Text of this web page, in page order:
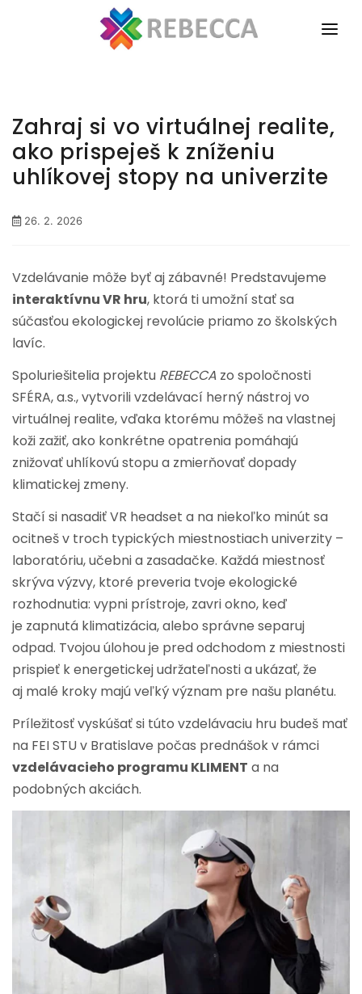
AKTUALITY
MÉDIÁ
VÝSTUPY PROJEKTU
KONTAKT
Zahraj si vo virtuálnej realite,
ako prispeješ k zníženiu
uhlíkovej stopy na univerzite
26. 2. 2026
Vzdelávanie môže byť aj zábavné! Predstavujeme
interaktívnu VR hru, ktorá ti umožní stať sa
súčasťou ekologickej revolúcie priamo zo školských
lavíc.
Spoluriešitelia projektu REBECCA zo spoločnosti
SFÉRA, a.s., vytvorili vzdelávací herný nástroj vo
virtuálnej realite, vďaka ktorému môžeš na vlastnej
koži zažiť, ako konkrétne opatrenia pomáhajú
znižovať uhlíkovú stopu a zmierňovať dopady
klimatickej zmeny.
Stačí si nasadiť VR headset a na niekoľko minút sa
ocitneš v troch typických miestnostiach univerzity –
laboratóriu, učebni a zasadačke. Každá miestnosť
skrýva výzvy, ktoré preveria tvoje ekologické
rozhodnutia: vypni prístroje, zavri okno, keď
je zapnutá klimatizácia, alebo správne separuj
odpad. Tvojou úlohou je pred odchodom z miestnosti
prispieť k energetickej udržateľnosti a ukázať, že
aj malé kroky majú veľký význam pre našu planétu.
Príležitosť vyskúšať si túto vzdelávaciu hru budeš mať
na FEI STU v Bratislave počas prednášok v rámci
vzdelávacieho programu KLIMENT a na
podobných akciách.